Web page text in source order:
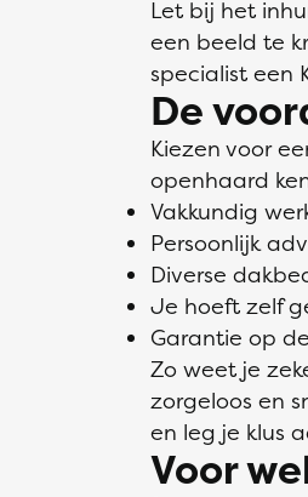
Let bij het
een beeld te
specialist een
De
Kiezen voor
openhaard
Vakkundig
Persoonlijk
Diverse
Je hoeft zelf
Garantie op
Zo weet je
zorgeloos en
en leg je klus
Voor